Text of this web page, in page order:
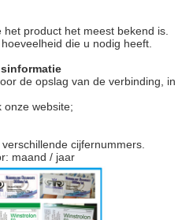
product het meest bekend is.
die u nodig heeft.
de opslag van de verbinding, in
onze website;
cijfernummers.
maand / jaar